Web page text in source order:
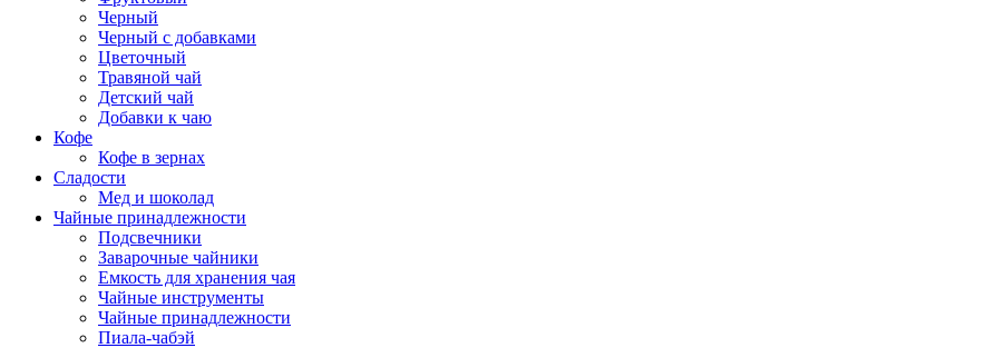
Черный
Черный с добавками
Цветочный
Травяной чай
Детский чай
Добавки к чаю
Кофе
Кофе в зернах
Сладости
Мед и шоколад
Чайные принадлежности
Подсвечники
Заварочные чайники
Емкость для хранения чая
Чайные инструменты
Чайные принадлежности
Пиала-чабэй